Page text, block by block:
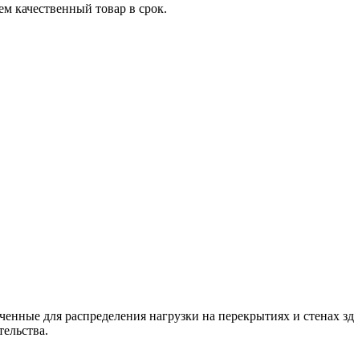
качественный товар в срок.
для распределения нагрузки на перекрытиях и